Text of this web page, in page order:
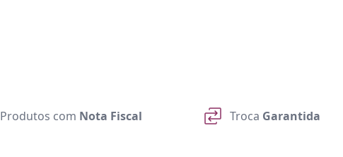
Produtos com Nota Fiscal Troca Garantida